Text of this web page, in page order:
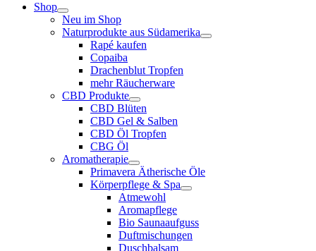
Shop
Neu im Shop
Naturprodukte aus Südamerika
Rapé kaufen
Copaiba
Drachenblut Tropfen
mehr Räucherware
CBD Produkte
CBD Blüten
CBD Gel & Salben
CBD Öl Tropfen
CBG Öl
Aromatherapie
Primavera Ätherische Öle
Körperpflege & Spa
Atmewohl
Aromapflege
Bio Saunaaufguss
Duftmischungen
Duschbalsam